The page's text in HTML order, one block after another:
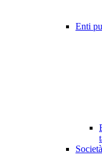
Enti